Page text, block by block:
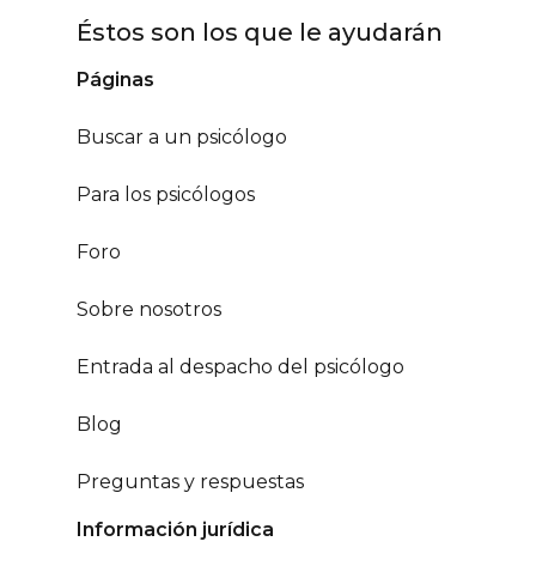
Éstos son los que le ayudarán
Páginas
Buscar a un psicólogo
Para los psicólogos
Foro
Sobre nosotros
Entrada al despacho del psicólogo
Blog
Preguntas y respuestas
Información jurídica